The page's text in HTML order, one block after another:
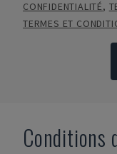
CONFIDENTIALITÉ,
TERMES ET
Conditions